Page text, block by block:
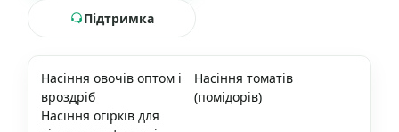
Підтримка
Насіння овочів оптом і
вроздріб
Насіння томатів
(помідорів)
Насіння огірків для